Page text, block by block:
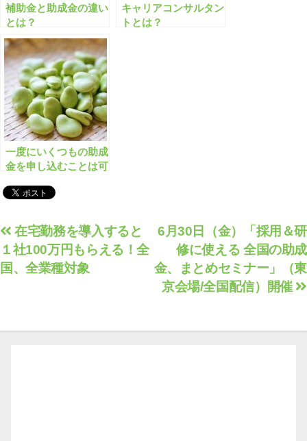
補助金と助成金の違い
とは？
キャリアコンサルタン
トとは？
一度にいくつもの助成
金を申し込むことは可
投
稿
ナ
6月30日（金）「採用＆研
修に使える 全国の助成
金、まとめセミナー」（東
京会場/全国配信）開催
在宅勤務を導入すると
１社100万円もらえる！全
国、全業種対象